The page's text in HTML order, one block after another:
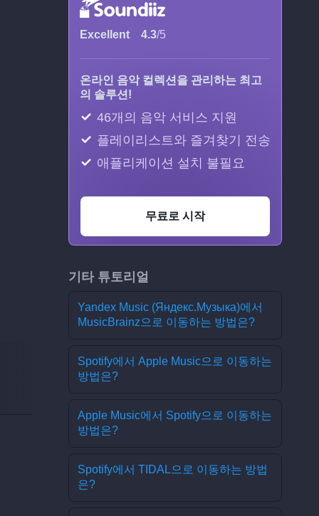
Excellent 4.3/5
온라인 음악 컬렉션을 관리하는 최고
의 솔루션!
46개의 음악 서비스 지원
플레이리스트와 즐겨찾기 전송
애플리케이션 설치 불필요
무료로 시작
기타 튜토리얼
Yandex Music (Яндекс.Музыка)에서
MusicBrainz으로 이동하는 방법은?
Spotify에서 Apple Music으로 이동하는
방법은?
Apple Music에서 Spotify으로 이동하는
방법은?
Spotify에서 TIDAL으로 이동하는 방법
은?